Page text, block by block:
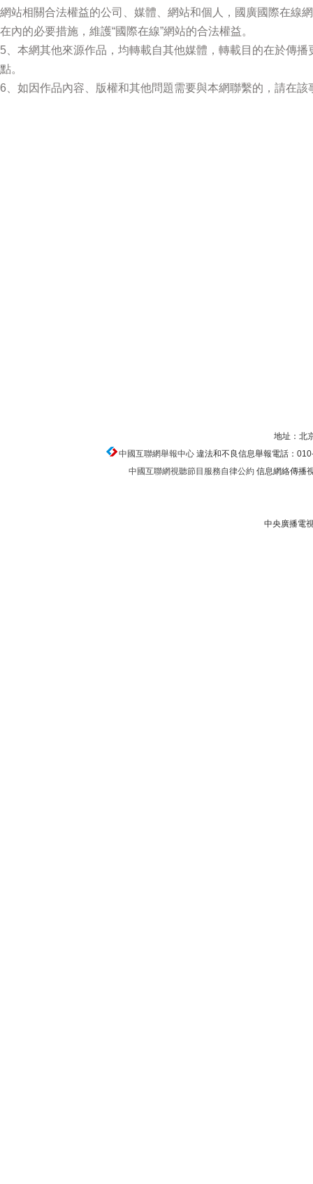
網站相關合法權益的公司、媒體、網站和個人，國廣國際在線
在內的必要措施，維護“國際在線”網站的合法權益。
5、本網其他來源作品，均轉載自其他媒體，轉載目的在於傳
點。
6、如因作品內容、版權和其他問題需要與本網聯繫的，請在
地址：北
中國互聯網舉報中心違法和不良信息舉報電話：
中國互聯網視聽節目服務自律公約信息網絡傳播
中央廣播電